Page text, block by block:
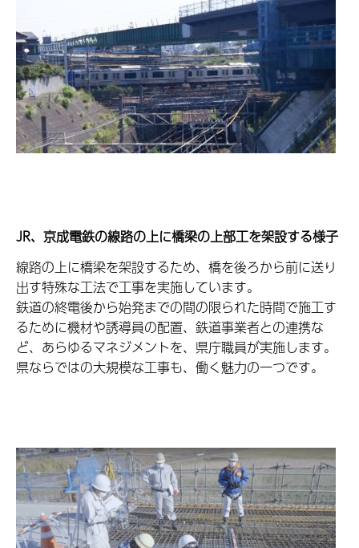
JR、京成電鉄の線路の上に橋梁の上部工を架設する様子
線路の上に橋梁を架設するため、橋を後ろから前に送り
出す特殊な工法で工事を実施しています。
鉄道の終電後から始発までの間の限られた時間で施工す
るために機材や誘導員の配置、鉄道事業者との連携な
ど、あらゆるマネジメントを、県庁職員が実施します。
県ならではの大規模な工事も、働く魅力の一つです。